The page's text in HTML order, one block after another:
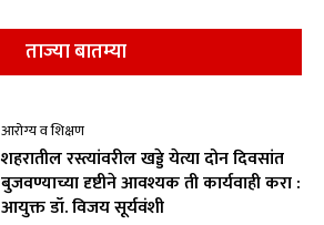
ताज्या बातम्या
आरोग्य व शिक्षण
शहरातील रस्त्यांवरील खड्डे येत्या दोन दिवसांत
बुजवण्याच्या दृष्टीने आवश्यक ती कार्यवाही करा :
आयुक्त डॉ. विजय सूर्यवंशी